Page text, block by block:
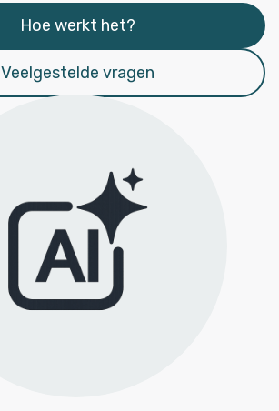
Hoe werkt het?
Veelgestelde vragen